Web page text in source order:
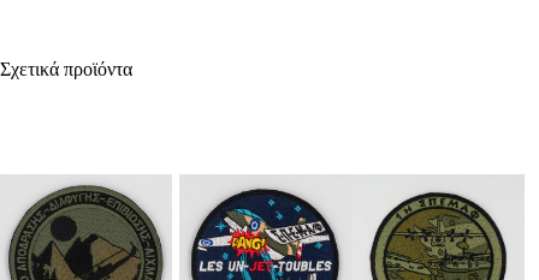
Σχετικά προϊόντα